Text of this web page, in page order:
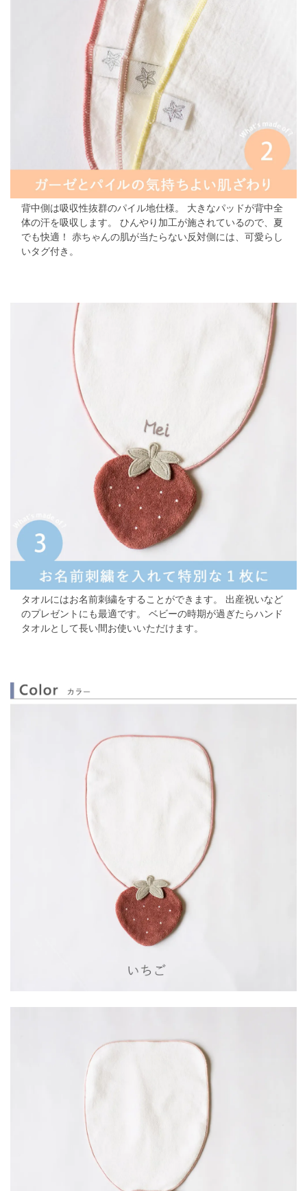
背中側は吸収性抜群のパイル地仕様。
大きなパッドが背中全
体の汗を吸収します。
ひんやり加工が施されているので、夏
でも快適！
赤ちゃんの肌が当たらない反対側には、可愛らし
いタグ付き。
タオルにはお名前刺繍をすることができます。
出産祝いなど
のプレゼントにも最適です。
ベビーの時期が過ぎたらハンド
タオルとして長い間お使いいただけます。